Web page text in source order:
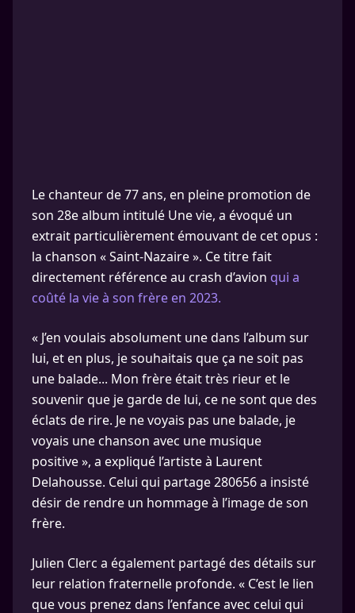
Le chanteur de 77 ans, en pleine promotion de
son 28e album intitulé Une vie, a évoqué un
extrait particulièrement émouvant de cet opus :
la chanson « Saint-Nazaire ». Ce titre fait
directement référence au crash d’avion qui a
coûté la vie à son frère en 2023.
« J’en voulais absolument une dans l’album sur
lui, et en plus, je souhaitais que ça ne soit pas
une balade... Mon frère était très rieur et le
souvenir que je garde de lui, ce ne sont que des
éclats de rire. Je ne voyais pas une balade, je
voyais une chanson avec une musique
positive », a expliqué l’artiste à Laurent
Delahousse. Celui qui partage 280656 a insisté
désir de rendre un hommage à l’image de son
frère.
Julien Clerc a également partagé des détails sur
leur relation fraternelle profonde. « C’est le lien
que vous prenez dans l’enfance avec celui qui